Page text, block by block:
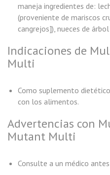
maneja ingredientes de:
(proveniente de mariscos
cangrejos]), nueces de
Indicaciones de
Multi
Como suplemento
con los alimentos.
Advertencias con
Mutant Multi
Consulte a un médico